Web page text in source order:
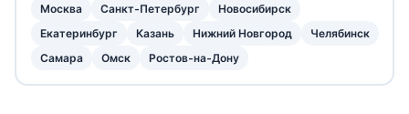
Москва Санкт-Петербург
Новосибирск
Екатеринбург
Казань Нижний Новгород
Челябинск
Самара
Омск Ростов-на-Дону